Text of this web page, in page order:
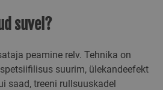
suvel?
peamine relv. Tehnika on
suurim, ülekandeefekt
saad, treeni rullsuuskadel